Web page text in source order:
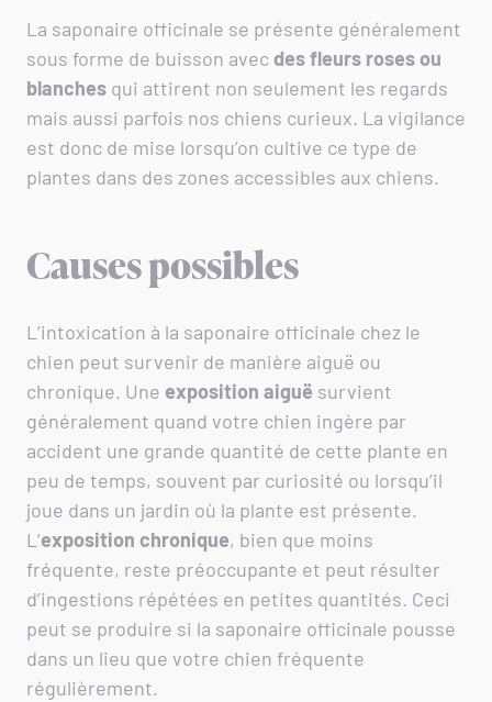
La saponaire officinale se présente généralement
sous forme de buisson avecdes fleurs roses ou
blanches qui attirent non seulement les regards
mais aussi parfois nos chiens curieux. La vigilance
est donc de mise lorsqu’on cultive ce type de
plantes dans des zones accessibles aux chiens.
Causes possibles
L’intoxication à la saponaire officinale chez le
chien peut survenir de manière aiguë ou
chronique. Une exposition aiguë survient
généralement quand votre chien ingère par
accident une grande quantité de cette plante en
peu de temps, souvent par curiosité ou lorsqu’il
joue dans un jardin où la plante est présente.
L’exposition chronique, bien que moins
fréquente, reste préoccupante et peut résulter
d’ingestions répétées en petites quantités. Ceci
peut se produire si la saponaire officinale pousse
dans un lieu que votre chien fréquente
régulièrement.